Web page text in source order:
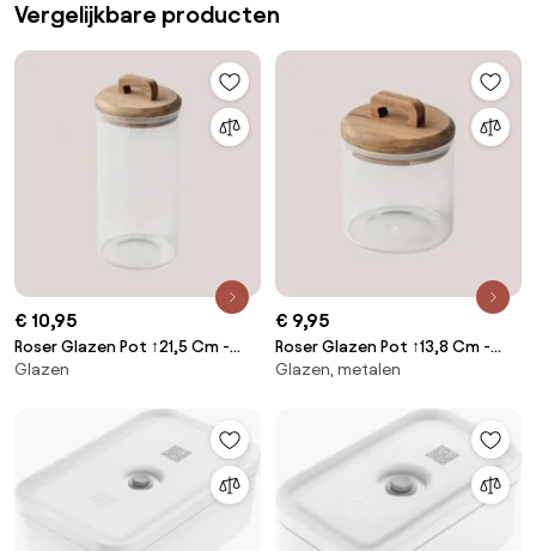
Vergelijkbare producten
€ 10,95
Roser Glazen Pot ↑21,5 Cm -
Sklum
Glazen
€ 9,95
Roser Glazen Pot ↑13,8 Cm -
Sklum
Glazen, metalen